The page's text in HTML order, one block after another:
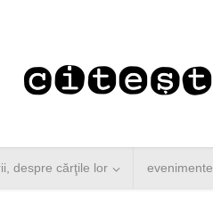
despre cărţile lor evenimente